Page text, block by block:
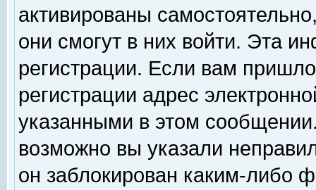
активированы
они смогут в них войти. Эта
регистрации. Если вам
регистрации адрес
указанными в этом
возможно вы указали
он заблокирован каким-либо